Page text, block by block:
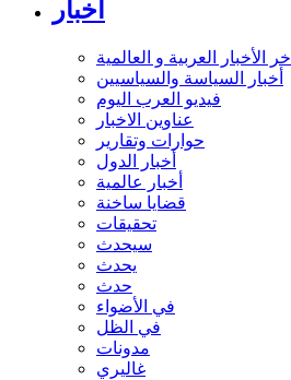
أخبار
أخر الأخبار العربية و العالمية
أخبار السياسة والسياسيين
فيديو العرب اليوم
عناوين الاخبار
حوارات وتقارير
أخبار الدول
أخبار عالمية
قضايا ساخنة
تحقيقات
سيحدث
يحدث
حدث
في الأضواء
في الظل
مدونات
غاليري